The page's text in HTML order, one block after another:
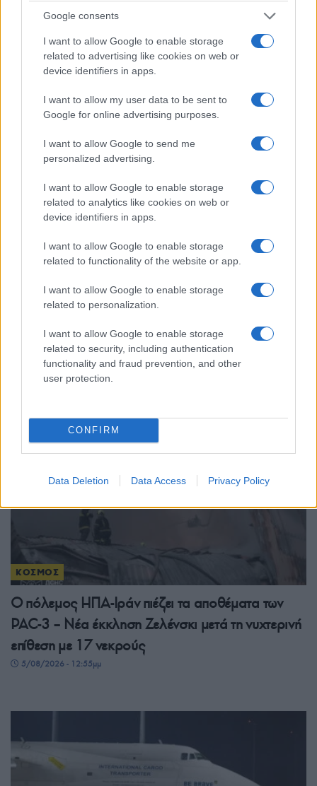
Google consents
I want to allow Google to enable storage
related to advertising like cookies on web or
device identifiers in apps.
I want to allow my user data to be sent to
Google for online advertising purposes.
I want to allow Google to send me
personalized advertising.
I want to allow Google to enable storage
related to analytics like cookies on web or
device identifiers in apps.
I want to allow Google to enable storage
related to functionality of the website or app.
I want to allow Google to enable storage
related to personalization.
I want to allow Google to enable storage
related to security, including authentication
functionality and fraud prevention, and other
user protection.
CONFIRM
Data Deletion Data Access Privacy Policy
Τουρκία: Νομοθετική πρωτοβουλία για ειρήνευση
με το PKK, αμνηστία στους πρώην μαχητές και
αναστολή ποινών
5/08/2026 - 4:30μμ
Θρίλερ στη Λειψία: Το drone δίπλα σε ουκρανικό
αεροσκάφος είχε εκρηκτική συσκευή – Υποψίες
για Ρώσους πράκτορες
ΚΟΣΜΟΣ
Ο πόλεμος ΗΠΑ-Ιράν πιέζει τα αποθέματα των
PAC-3 – Νέα έκκληση Ζελένσκι μετά τη νυχτερινή
επίθεση με 17 νεκρούς
5/08/2026 - 12:55μμ